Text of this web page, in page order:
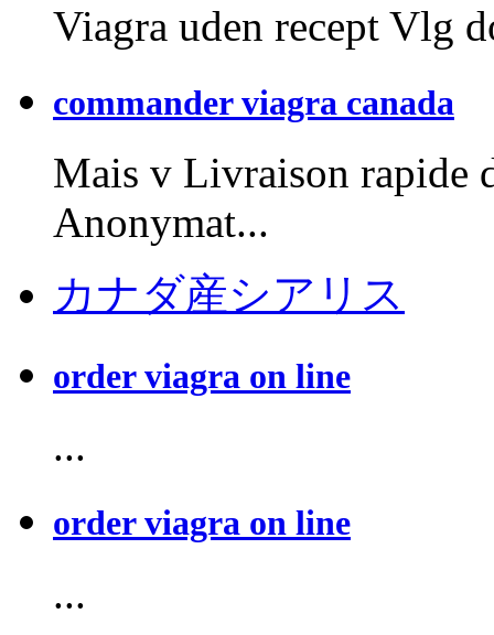
Viagra uden recept Vlg
commander viagra canada
Mais v Livraison rapide
Anonymat...
カナダ産シアリス
order viagra on line
...
order viagra on line
...